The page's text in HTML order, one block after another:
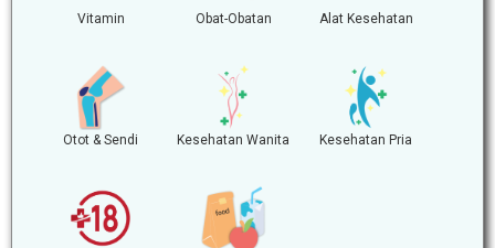
Vitamin Obat-Obatan Alat Kesehatan
Otot & Sendi Kesehatan Wanita Kesehatan Pria